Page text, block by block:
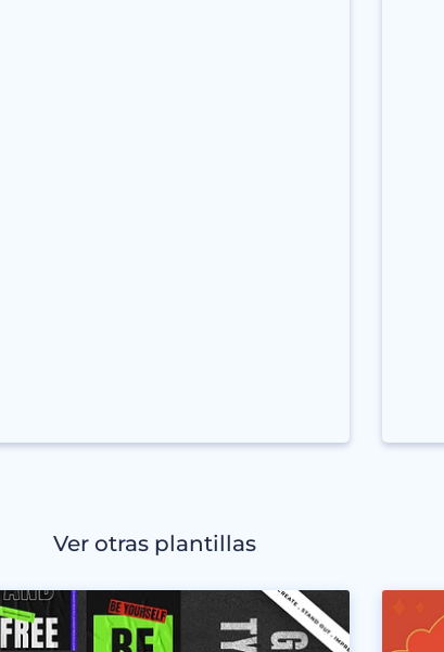
Ver otras plantillas